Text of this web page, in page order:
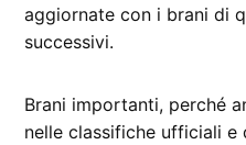
aggiornate con i brani di
successivi.
Brani importanti, perché
nelle classifiche ufficiali